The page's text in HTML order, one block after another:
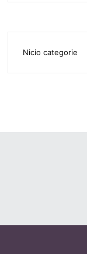
Nicio categorie